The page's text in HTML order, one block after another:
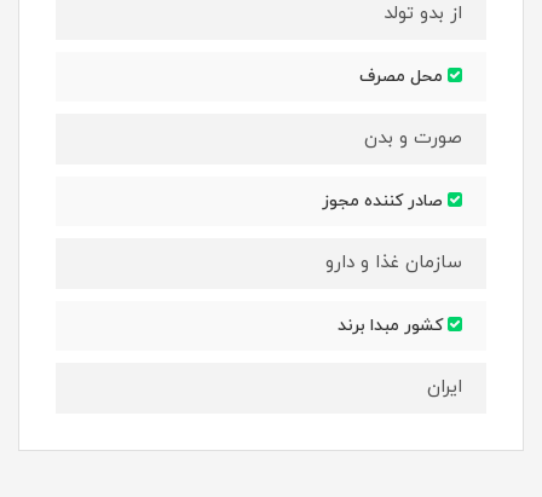
از بدو تولد
محل مصرف
صورت و بدن
صادر کننده مجوز
سازمان غذا و دارو
کشور مبدا برند
ایران